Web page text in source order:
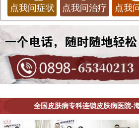
点我问症状 点我问治疗 点我
全国皮肤病专科连锁皮肤病医院-